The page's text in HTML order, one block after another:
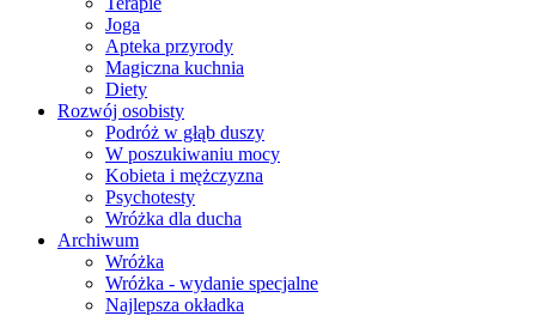
Joga
Apteka przyrody
Magiczna kuchnia
Diety
Rozwój osobisty
Podróż w głąb duszy
W poszukiwaniu mocy
Kobieta i mężczyzna
Psychotesty
Wróżka dla ducha
Archiwum
Wróżka
Wróżka - wydanie specjalne
Najlepsza okładka